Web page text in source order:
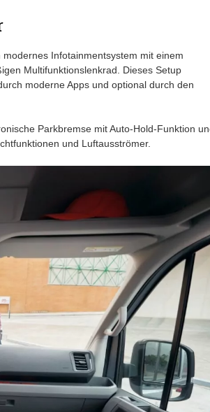
Infotainmentsystem mit einem
Multifunktionslenkrad. Dieses Setup
moderne Apps und optional durch den
Parkbremse mit Auto-Hold-Funktion
und Luftausströmer.